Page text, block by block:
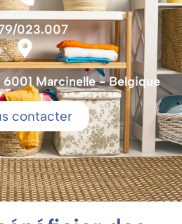
023.007
6001 Marcinelle - Belgique
contacter